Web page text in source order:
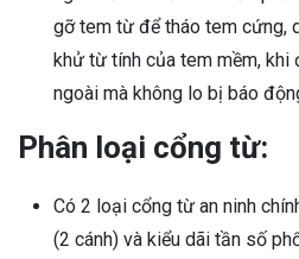
gỡ tem từ để tháo tem cứng,
khử từ tính của tem mềm, khi
ngoài mà không lo bị báo
Phân loại cổng từ:
Có 2 loại cổng từ an ninh
(2 cánh) và kiểu dãi tần số